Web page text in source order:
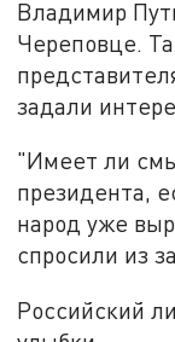
Владимир
Череповце.
задали
"Имеет ли
президента,
народ уже
спросили из
Российский